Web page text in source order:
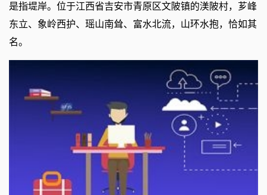
是指堤岸。位于江西省吉安市青原区文陂镇的渼陂村，芗峰
东立、象岭西护、瑶山南耸、富水北流，山环水抱，恰如其
名。